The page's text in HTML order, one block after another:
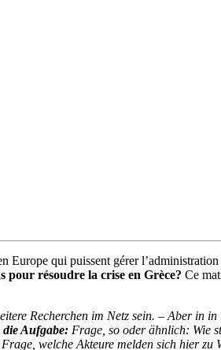
Europe qui puissent gérer
résoudre la crise en Grèce? Ce
Recherchen im Netz sein. – Aber in in
die Aufgabe: Frage, so oder ähnlich: Wie
welche Akteure melden sich hier zu